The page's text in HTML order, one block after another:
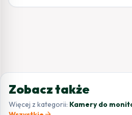
Zobacz także
Więcej z kategorii: Kamery do